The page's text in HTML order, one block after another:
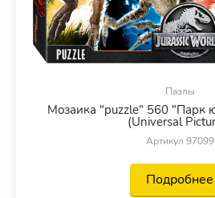
Пазлы
Мозаика "puzzle" 560 "Парк
(Universal
Артикул 97099
Подробнее